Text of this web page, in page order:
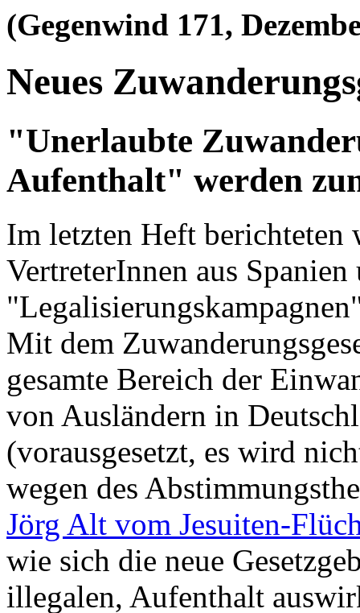
(Gegenwind 171,
Neues
"Unerlaubte
Aufenthalt" werden
Im letzten Heft berichteten
VertreterInnen aus
Mit dem
gesamte Bereich der
von Ausländern in
(vorausgesetzt, es wird
wegen des
Jörg Alt vom Jesuiten-
wie sich die neue
illegalen, Aufenthalt